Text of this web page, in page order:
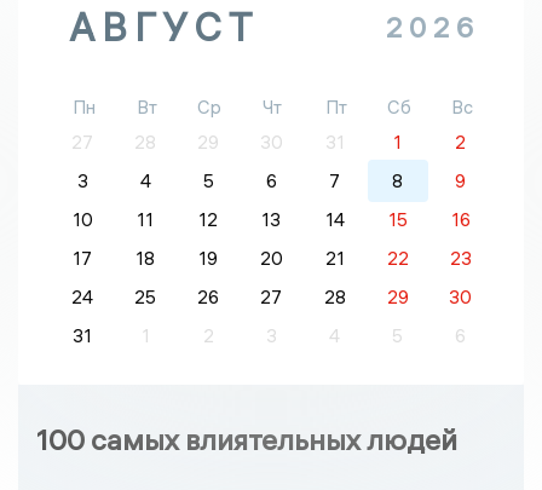
АВГУСТ 2026
Пн Вт Ср Чт Пт Сб
Вс
27
28 29 30 31 1
2
3
4 5 6 7 8
9
10
11 12 13 14 15
16
17
18 19 20 21 22
23
24
25 26 27 28 29
30
31
1 2 3 4 5 6
100 самых влиятельных людей